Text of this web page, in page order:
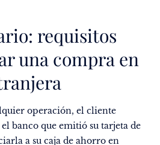
requisitos
una compra en
operación, el cliente
banco que emitió su tarjeta de
a su caja de ahorro en